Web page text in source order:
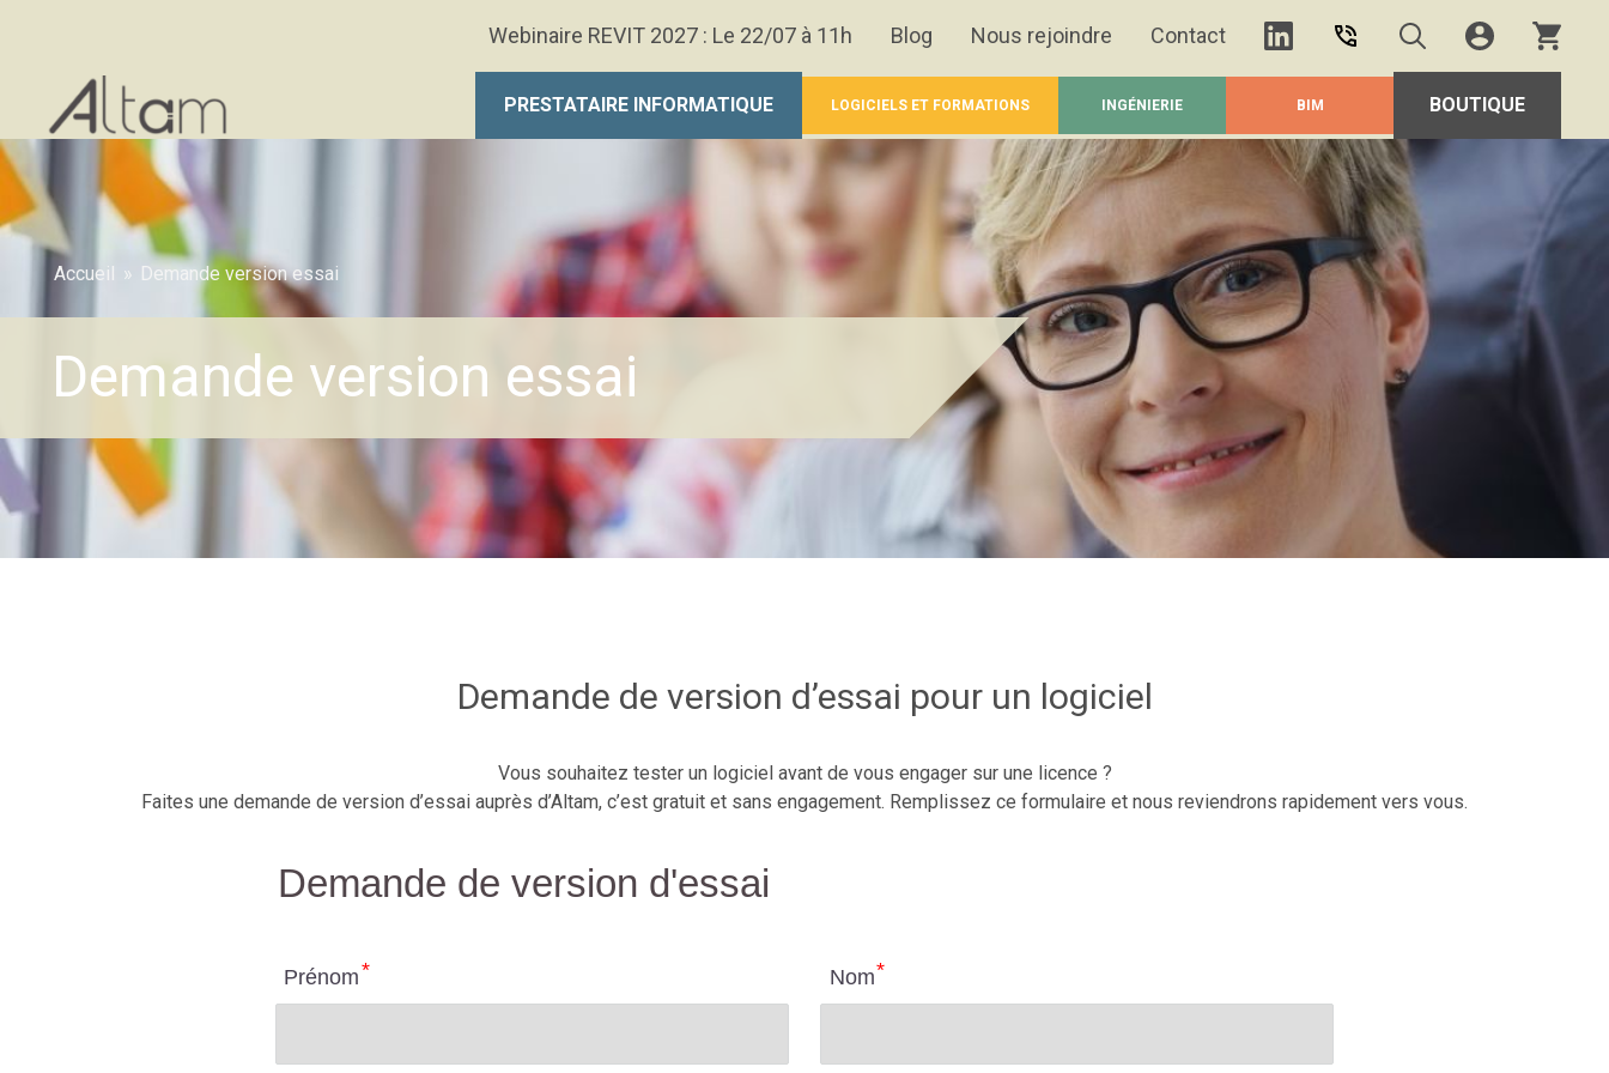
Webinaire REVIT 2027 : Le 22/07 à 11h Blog Nous rejoindre Contact
PRESTATAIRE INFORMATIQUE LOGICIELS ET FORMATIONS INGÉNIERIE BIM BOUTIQUE
Accueil » Demande version essai
Demande version essai
Demande de version d’essai pour un logiciel
Vous souhaitez tester un logiciel avant de vous engager sur une licence ?
Faites une demande de version d’essai auprès d’Altam, c’est gratuit et sans engagement. Remplissez ce formulaire et nous reviendrons rapidement vers vous.
Demande de version d'essai
Prénom Nom